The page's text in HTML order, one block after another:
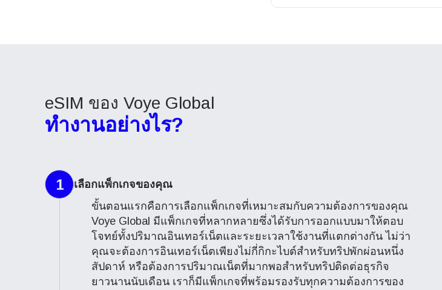
eSIM ของ Voye Global
ทำงานอย่างไร?
1
เลือกแพ็กเกจของคุณ
ขั้นตอนแรกคือการเลือกแพ็กเกจที่เหมาะสมกับความต้องการของคุณ
Voye Global มีแพ็กเกจที่หลากหลายซึ่งได้รับการออกแบบมาให้ตอบ
โจทย์ทั้งปริมาณอินเทอร์เน็ตและระยะเวลาใช้งานที่แตกต่างกัน ไม่ว่า
คุณจะต้องการอินเทอร์เน็ตเพียงไม่กี่กิกะไบต์สำหรับทริปพักผ่อนหนึ่ง
สัปดาห์ หรือต้องการปริมาณเน็ตที่มากพอสำหรับทริปติดต่อธุรกิจ
ยาวนานนับเดือน เราก็มีแพ็กเกจที่พร้อมรองรับทุกความต้องการของ